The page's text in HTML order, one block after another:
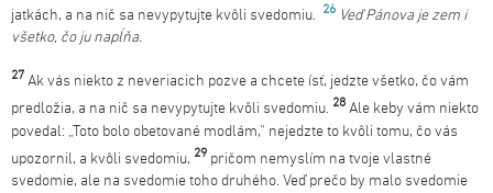
jatkách, a na nič sa nevypytujte kvôli svedomiu. 26 Veď Pánova je zem i
všetko, čo ju napĺňa.
27 Ak vás niekto z neveriacich pozve a chcete ísť, jedzte všetko, čo vám
predložia, a na nič sa nevypytujte kvôli svedomiu. 28 Ale keby vám niekto
povedal: „Toto bolo obetované modlám,“ nejedzte to kvôli tomu, čo vás
upozornil, a kvôli svedomiu, 29 pričom nemyslím na tvoje vlastné
svedomie, ale na svedomie toho druhého. Veď prečo by malo svedomie